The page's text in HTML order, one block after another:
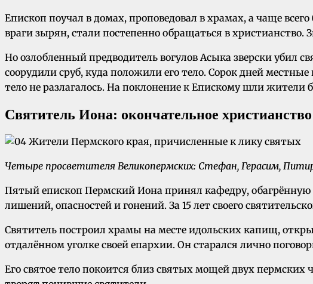
Епископ поучал в домах, проповедовал в храмах, а чаще
враги зырян, стали постепенно обращаться в
Но озлобленный предводитель вогулов Асыка зверски убил
соорудили сруб, куда положили его тело. Сорок дней
тело не разлагалось. На поклонение к Епискому шли
Святитель Иона: окончательное
Четыре просветителя Великопермских: Стефан, Герасим,
Пятый епископ Пермский Иона принял кафедру,
лишений, опасностей и гонений. За 15 лет своего
Святитель построил храмы на месте идольских капищ,
отдалённом уголке своей епархии. Он старался лично
Его святое тело покоится близ святых мощей двух